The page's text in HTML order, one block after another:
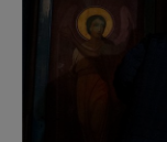
ASCULTĂ
LIVE